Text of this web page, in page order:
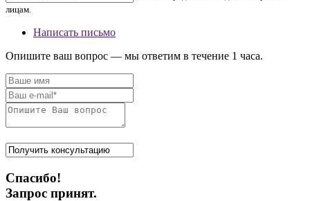
лицам.
Написать письмо
Опишите ваш вопрос — мы ответим в течение 1 часа.
Спасибо!
Запрос принят.